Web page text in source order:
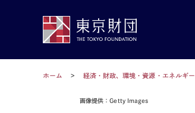
ホーム 経済・財政、環境・資源・エネルギー
画像提供：Getty Images